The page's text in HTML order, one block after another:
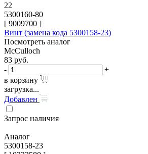
22
5300160-80
[ 9009700 ]
Винт (замена кода 5300158-23)
Посмотреть аналог
McCulloch
83 руб.
-
+
в корзину
загрузка...
Добавлен
Запрос наличия
Аналог
5300158-23